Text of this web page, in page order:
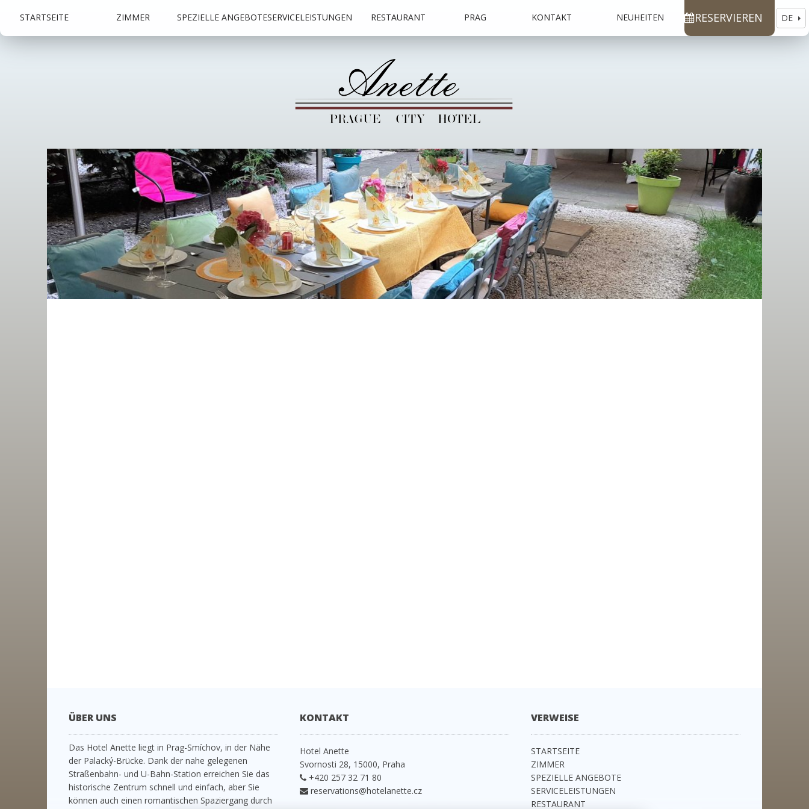
STARTSEITE ZIMMER SPEZIELLE ANGEBOTESERVICELEISTUNGEN RESTAURANT PRAG KONTAKT NEUHEITEN RESERVIEREN DE
ÜBER UNS
Das Hotel Anette liegt in Prag-Smíchov, in der Nähe
der Palacký-Brücke. Dank der nahe gelegenen
Straßenbahn- und U-Bahn-Station erreichen Sie das
historische Zentrum schnell und einfach, aber Sie
können auch einen romantischen Spaziergang durch
KONTAKT
Hotel Anette
Svornosti 28, 15000, Praha
+420 257 32 71 80
reservations@hotelanette.cz
VERWEISE
STARTSEITE
ZIMMER
SPEZIELLE ANGEBOTE
SERVICELEISTUNGEN
RESTAURANT